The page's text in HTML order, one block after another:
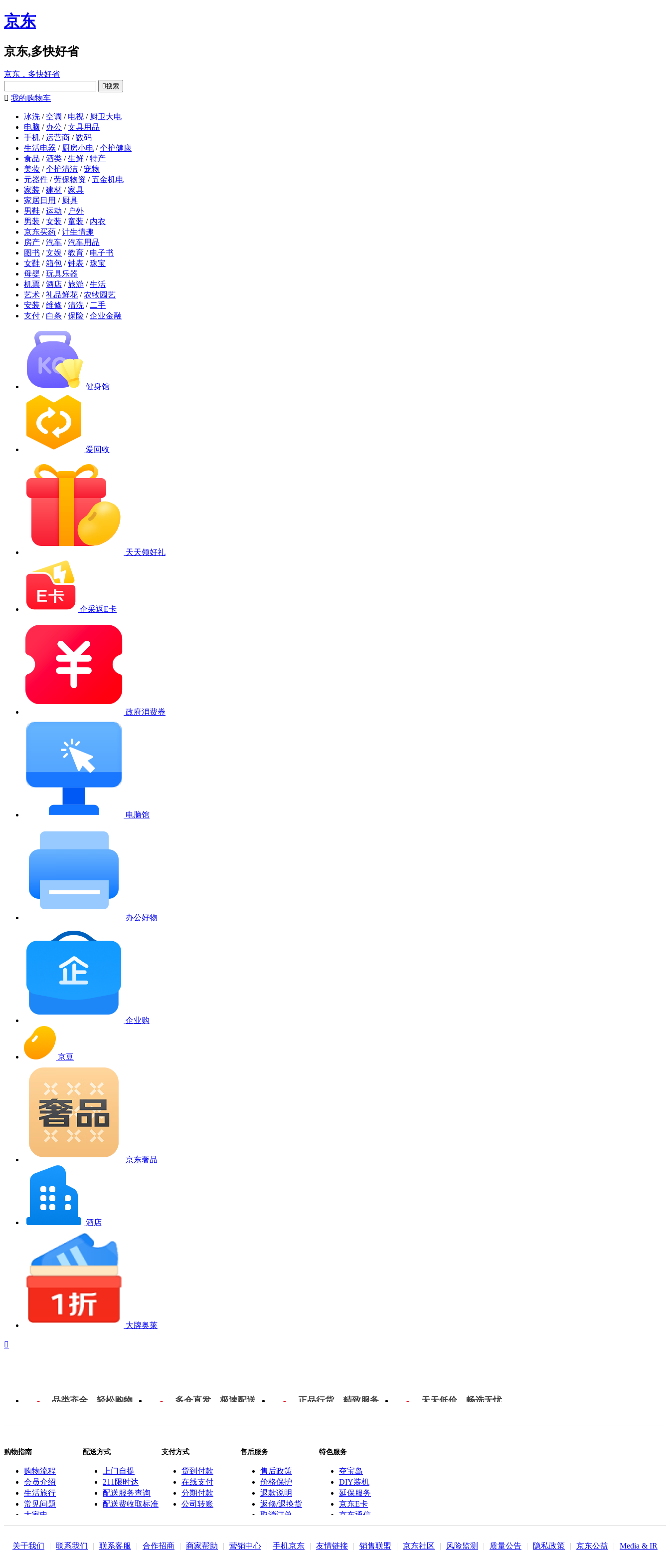
京东
京东,多快好省
京东，多快好省
搜索
 我的购物车
冰洗 / 空调 / 电视 / 厨卫大电
电脑 / 办公 / 文具用品
手机 / 运营商 / 数码
生活电器 / 厨房小电 / 个护健康
食品 / 酒类 / 生鲜 / 特产
美妆 / 个护清洁 / 宠物
元器件 / 劳保物资 / 五金机电
家装 / 建材 / 家具
家居日用 / 厨具
男鞋 / 运动 / 户外
男装 / 女装 / 童装 / 内衣
京东买药 / 计生情趣
房产 / 汽车 / 汽车用品
图书 / 文娱 / 教育 / 电子书
女鞋 / 箱包 / 钟表 / 珠宝
母婴 / 玩具乐器
机票 / 酒店 / 旅游 / 生活
艺术 / 礼品鲜花 / 农牧园艺
安装 / 维修 / 清洗 / 二手
支付 / 白条 / 保险 / 企业金融
健身馆
爱回收
天天领好礼
企采返E卡
政府消费券
电脑馆
办公好物
企业购
京豆
京东奢品
酒店
大牌奥莱

品类齐全，轻松购物 多仓直发，极速配送 正品行货，精致服务 天天低价，畅选无忧
购物指南
购物流程
会员介绍
生活旅行
常见问题
大家电
联系客服
配送方式
上门自提
211限时达
配送服务查询
配送费收取标准
支付方式
货到付款
在线支付
分期付款
公司转账
售后服务
售后政策
价格保护
退款说明
返修/退换货
取消订单
特色服务
夺宝岛
DIY装机
延保服务
京东E卡
京东通信
京鱼座智能
关于我们 | 联系我们 | 联系客服 | 合作招商 | 商家帮助 | 营销中心 | 手机京东 | 友情链接 | 销售联盟 | 京东社区 | 风险监测 | 质量公告 | 隐私政策 | 京东公益 | Media & IR